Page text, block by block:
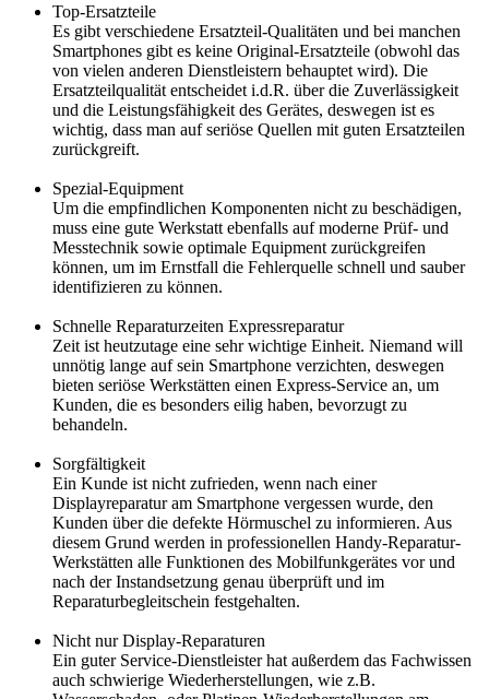
Top-Ersatzteile
Es gibt verschiedene Ersatzteil-Qualitäten und bei manchen
Smartphones gibt es keine Original-Ersatzteile (obwohl das
von vielen anderen Dienstleistern behauptet wird). Die
Ersatzteilqualität entscheidet i.d.R. über die Zuverlässigkeit
und die Leistungsfähigkeit des Gerätes, deswegen ist es
wichtig, dass man auf seriöse Quellen mit guten Ersatzteilen
zurückgreift.
Spezial-Equipment
Um die empfindlichen Komponenten nicht zu beschädigen,
muss eine gute Werkstatt ebenfalls auf moderne Prüf- und
Messtechnik sowie optimale Equipment zurückgreifen
können, um im Ernstfall die Fehlerquelle schnell und sauber
identifizieren zu können.
Schnelle Reparaturzeiten Expressreparatur
Zeit ist heutzutage eine sehr wichtige Einheit. Niemand will
unnötig lange auf sein Smartphone verzichten, deswegen
bieten seriöse Werkstätten einen Express-Service an, um
Kunden, die es besonders eilig haben, bevorzugt zu
behandeln.
Sorgfältigkeit
Ein Kunde ist nicht zufrieden, wenn nach einer
Displayreparatur am Smartphone vergessen wurde, den
Kunden über die defekte Hörmuschel zu informieren. Aus
diesem Grund werden in professionellen Handy-Reparatur-
Werkstätten alle Funktionen des Mobilfunkgerätes vor und
nach der Instandsetzung genau überprüft und im
Reparaturbegleitschein festgehalten.
Nicht nur Display-Reparaturen
Ein guter Service-Dienstleister hat außerdem das Fachwissen
auch schwierige Wiederherstellungen, wie z.B.